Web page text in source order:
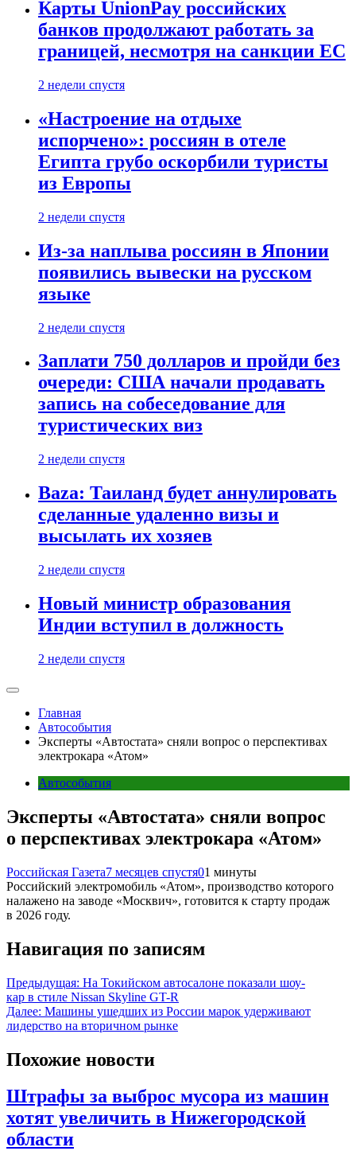
Карты UnionPay российских
банков продолжают работать за
границей, несмотря на санкции ЕС
2 недели спустя
«Настроение на отдыхе
испорчено»: россиян в отеле
Египта грубо оскорбили туристы
из Европы
2 недели спустя
Из-за наплыва россиян в Японии
появились вывески на русском
языке
2 недели спустя
Заплати 750 долларов и пройди без
очереди: США начали продавать
запись на собеседование для
туристических виз
2 недели спустя
Baza: Таиланд будет аннулировать
сделанные удаленно визы и
высылать их хозяев
2 недели спустя
Новый министр образования
Индии вступил в должность
2 недели спустя
Главная
Автособытия
Эксперты «Автостата» сняли вопрос о перспективах
электрокара «Атом»
Автособытия
Эксперты «Автостата» сняли вопрос
о перспективах электрокара «Атом»
Российская Газета7 месяцев спустя01 минуты
Российский электромобиль «Атом», производство которого
налажено на заводе «Москвич», готовится к старту продаж
в 2026 году.
Навигация по записям
Предыдущая: На Токийском автосалоне показали шоу-
кар в стиле Nissan Skyline GT-R
Далее: Машины ушедших из России марок удерживают
лидерство на вторичном рынке
Похожие новости
Штрафы за выброс мусора из машин
хотят увеличить в Нижегородской
области